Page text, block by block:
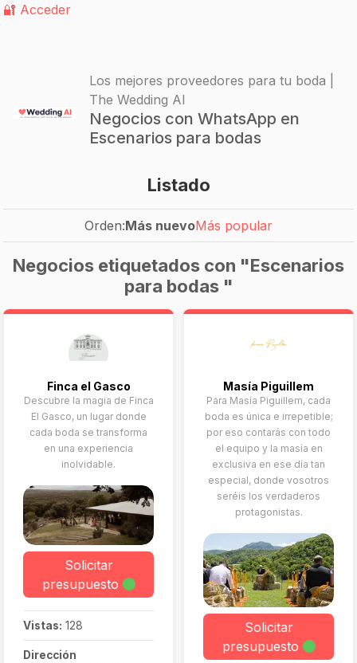
🔐 Acceder
Los mejores proveedores para tu boda |
The Wedding AI
Negocios con WhatsApp en
Escenarios para bodas
Listado
Orden:Más nuevoMás popular
Negocios etiquetados con "Escenarios
para bodas "
Finca el Gasco
Descubre la magia de Finca
El Gasco, un lugar donde
cada boda se transforma
en una experiencia
inolvidable.
Solicitar
presupuesto
Vistas: 128
Dirección
Masía Piguillem
Para Masía Piguillem, cada
boda es única e irrepetible;
por eso contarás con todo
el equipo y la masía en
exclusiva en ese día tan
especial, donde vosotros
seréis los verdaderos
protagonistas.
Solicitar
presupuesto